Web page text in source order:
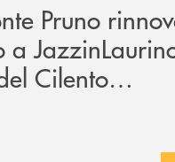
Pruno
a
Cilento